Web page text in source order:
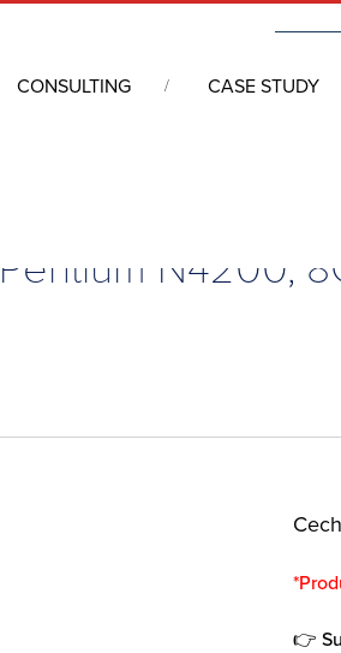
CONSULTING CASE STUDY
N4200,
👉